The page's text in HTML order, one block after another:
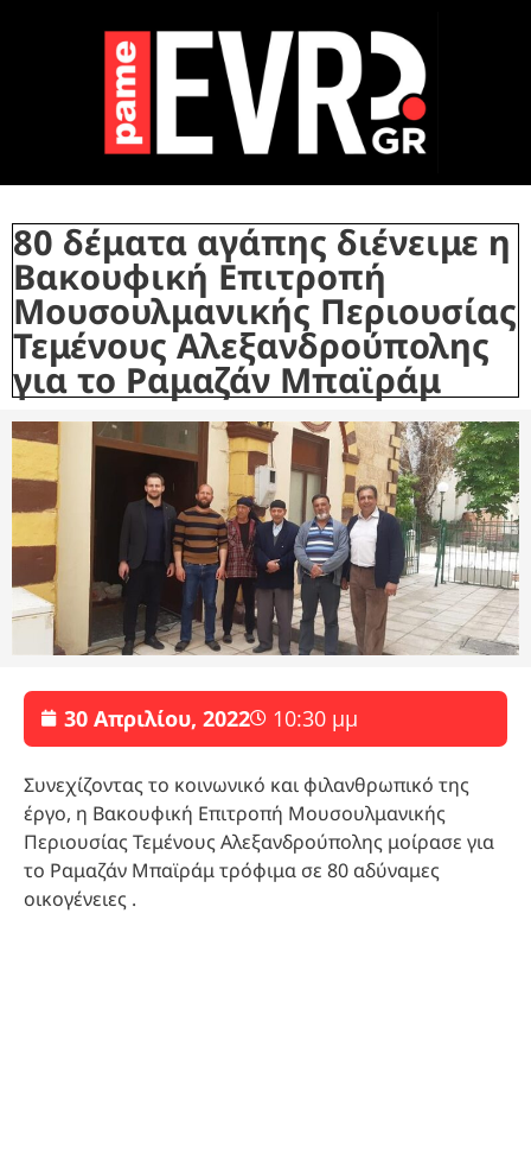
80 δέματα αγάπης διένειμε η
Βακουφική Επιτροπή
Μουσουλμανικής Περιουσίας
Τεμένους Αλεξανδρούπολης
για το Ραμαζάν Μπαϊράμ
30 Απριλίου, 2022 10:30 μμ
Συνεχίζοντας το κοινωνικό και φιλανθρωπικό της
έργο, η Βακουφική Επιτροπή Μουσουλμανικής
Περιουσίας Τεμένους Αλεξανδρούπολης μοίρασε για
το Ραμαζάν Μπαϊράμ τρόφιμα σε 80 αδύναμες
οικογένειες .